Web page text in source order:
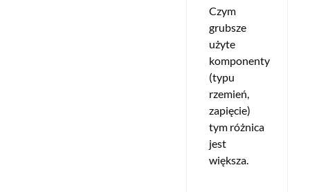
Czym
grubsze
użyte
komponenty
(typu
rzemień,
zapięcie)
tym różnica
jest
większa.